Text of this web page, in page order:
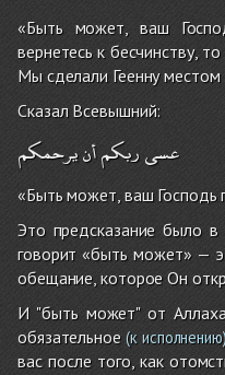
«Быть может, ваш
вернетесь к бесчинству,
Мы сделали Геенну
Сказал Всевышний:
عسىربكمأنيرحمكم
«Быть может, ваш Господь
Это предсказание было
говорит «быть может» —
обещание, которое Он
И "быть может" от
обязательное(к
вас после того, как